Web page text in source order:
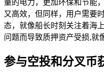
量的电力，更加环保和节能
又高效，但同样，用户需要
态，就像船长时刻关注着海
问题而导致质押资产受损,就
参与空投和分叉币